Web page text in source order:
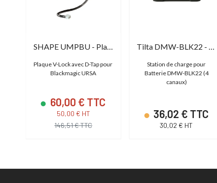
SHAPE UMPBU - Plaque V-lock
Plaque V-Lock avec D-Tap pour
Blackmagic URSA
60,00 € TTC
50,00 € HT
146,51 € TTC
Tilta DMW-BLK22 - Station de charge portable
Station de charge pour
Batterie DMW-BLK22 (4
canaux)
36,02 € TTC
30,02 € HT